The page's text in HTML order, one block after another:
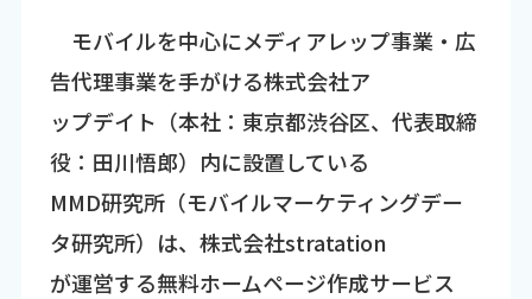
モバイルを中心にメディアレップ事業・広
告代理事業を手がける株式会社ア
ップデイト（本社：東京都渋谷区、代表取締
役：田川悟郎）内に設置している
MMD研究所（モバイルマーケティングデー
タ研究所）は、株式会社stratation
が運営する無料ホームページ作成サービス